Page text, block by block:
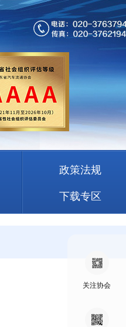
政策法规
下载专区
关注协会